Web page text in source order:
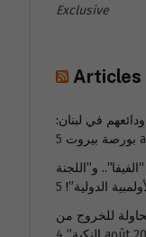
Exclusive
Articles
في لبنان:
بورصة بيروت
و”اللجنة
الدولية”!
للخروج من